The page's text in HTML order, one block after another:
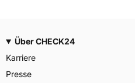
Über CHECK24
Karriere
Presse